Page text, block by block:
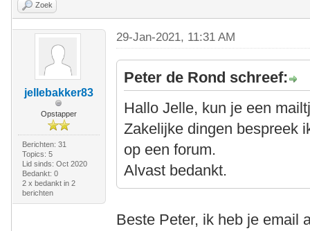
Zoek
jellebakker83
Opstapper
Berichten: 31
Topics: 5
Lid sinds: Oct 2020
Bedankt: 0
2 x bedankt in 2
berichten
29-Jan-2021, 11:31 AM
Peter de Rond schreef:
Hallo Jelle, kun je een
Zakelijke dingen bespreek
op een forum.
Alvast bedankt.
Beste Peter, ik heb je email